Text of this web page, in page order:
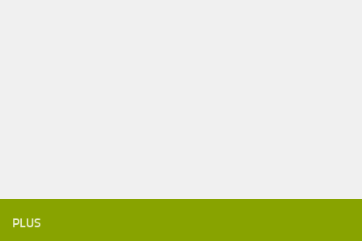
PLUS